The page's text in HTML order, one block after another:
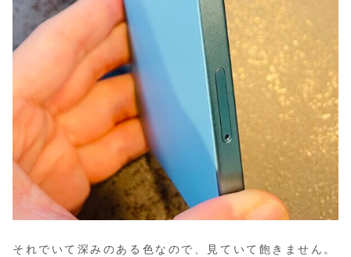
それでいて深みのある色なので、見ていて飽きません。